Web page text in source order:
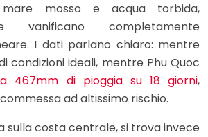
mosso e acqua torbida,
vanificano completamente
I dati parlano chiaro: mentre
condizioni ideali, mentre Phu Quoc
467mm di pioggia su 18 giorni,
ad altissimo rischio.
sulla costa centrale, si trova invece